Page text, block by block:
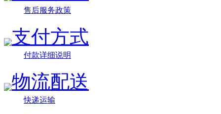
售后服务政策
支付方式
付款详细说明
物流配送
快递运输